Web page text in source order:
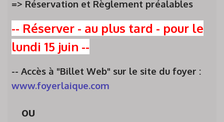
=> Réservation et Règlement préalables
-- Réserver - au plus tard - pour le
lundi 15 juin --
-- Accès à "Billet Web" sur le site du foyer :
www.foyerlaique.com
ou